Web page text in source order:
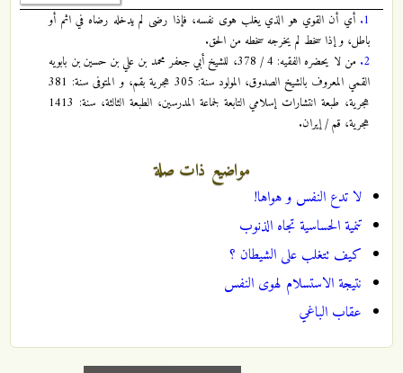
1. أي أن القوي هو الذي يغلب هوى نفسه، فإذا رضى لم يدخله رضاه في اثم أو
باطل، و إذا سخط لم يخرجه سخطه من الحق.
2.
من لا يحضره الفقيه: 4 / 378، للشيخ أبي جعفر محمد بن علي بن حسين بن بابويه
القمي المعروف بالشيخ الصدوق، المولود سنة: 305 هجرية بقم، و المتوفى سنة: 381
هجرية، طبعة انتشارات إسلامي التابعة لجماعة المدرسين، الطبعة الثالثة، سنة: 1413
هجرية، قم / إيران.
مواضيع ذات صلة
لا تدع النفس و هواها!
تنمية الحساسية تجاه الذنوب
كيف تتغلب على الشيطان ؟
نتيجة الاستسلام لهوى النفس
عقاب الباغي